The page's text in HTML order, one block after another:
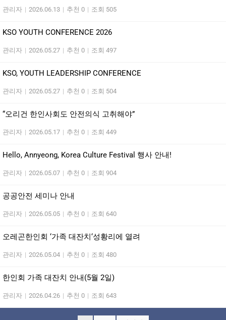
관리자 | 2026.06.13 | 추천 0 | 조회 505
KSO YOUTH CONFERENCE 2026
관리자 | 2026.05.27 | 추천 0 | 조회 497
KSO, YOUTH LEADERSHIP CONFERENCE
관리자 | 2026.05.27 | 추천 0 | 조회 504
“오리건 한인사회도 안전의식 고취해야”
관리자 | 2026.05.17 | 추천 0 | 조회 449
Hello, Annyeong, Korea Culture Festival 행사 안내!
관리자 | 2026.05.07 | 추천 0 | 조회 904
공공안전 세미나 안내
관리자 | 2026.05.05 | 추천 0 | 조회 640
오레곤한인회 ‘가족 대잔치‘성황리에 열려
관리자 | 2026.05.04 | 추천 0 | 조회 480
한인회 가족 대잔치 안내(5월 2일)
관리자 | 2026.04.26 | 추천 0 | 조회 643